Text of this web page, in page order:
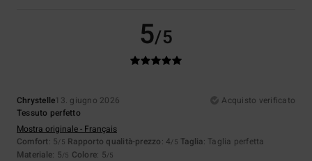
5/5
Chrystelle13. giugno 2026
Acquisto verificato
Tessuto perfetto
Mostra originale - Français
Comfort: 5/5 Rapporto qualità-prezzo: 4/5 Taglia: Taglia perfetta
Materiale: 5/5 Colore: 5/5